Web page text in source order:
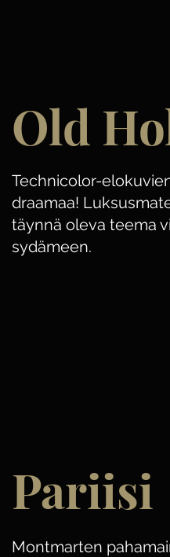
Old
Technicolor-
draamaa!
täynnä oleva teema
sydämeen.
Pariisi
Montmarten